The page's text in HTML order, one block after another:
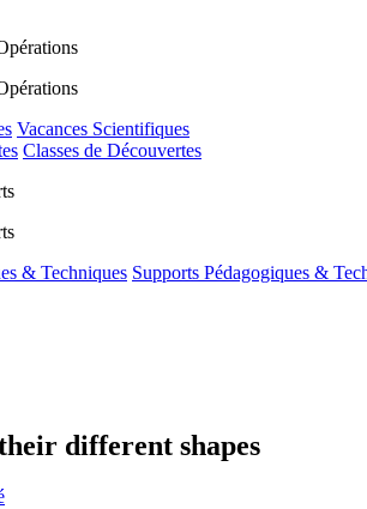
Vacances Scientifiques
Classes de Découvertes
& Techniques Supports Pédagogiques &
different shapes